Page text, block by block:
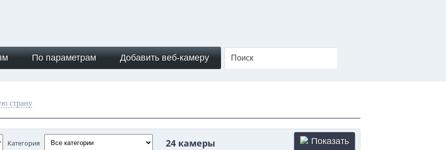
По параметрам Добавить веб-камеру
страну
Категория 24 камеры Показать